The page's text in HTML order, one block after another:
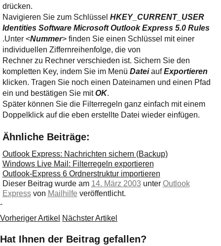
drücken.
Navigieren Sie zum Schlüssel HKEY_CURRENT_USER
Identities Software Microsoft Outlook Express 5.0 Rules
.Unter <Nummer> finden Sie einen Schlüssel mit einer
individuellen Ziffernreihenfolge, die von
Rechner zu Rechner verschieden ist. Sichern Sie den
kompletten Key, indem Sie im Menü DateiaufExportieren
klicken. Tragen Sie noch einen Dateinamen und einen Pfad
ein und bestätigen Sie mitOK.
Später können Sie die Filterregeln ganz einfach mit einem
Doppelklick auf die eben erstellte Datei wieder einfügen.
Ähnliche Beiträge:
Outlook Express: Nachrichten sichern (Backup)
Windows Live Mail: Filterregeln exportieren
Outlook-Express 6 Ordnerstruktur importieren
Dieser Beitrag wurde am 14. März 2003 unter Outlook
Express von Mailhilfe veröffentlicht.
-
Vorheriger Artikel Nächster Artikel
Hat Ihnen der Beitrag gefallen?
Ihre E-Mail
Adresse:
E-Mail
E-Mail bestätigen